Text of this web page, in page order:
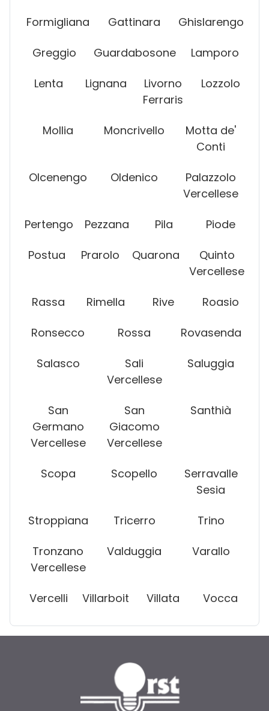
Formigliana Gattinara Ghislarengo
Greggio Guardabosone Lamporo
Lenta Lignana
Livorno
Ferraris
Lozzolo
Mollia Moncrivello
Motta de'
Conti
Olcenengo Oldenico
Palazzolo
Vercellese
Pertengo Pezzana Pila Piode
Postua Prarolo Quarona
Quinto
Vercellese
Rassa Rimella Rive Roasio
Ronsecco Rossa Rovasenda
Salasco
Sali
Vercellese
Saluggia
San
Germano
Vercellese
San
Giacomo
Vercellese
Santhià
Scopa Scopello
Serravalle
Sesia
Stroppiana Tricerro Trino
Tronzano
Vercellese
Valduggia Varallo
Vercelli Villarboit Villata Vocca